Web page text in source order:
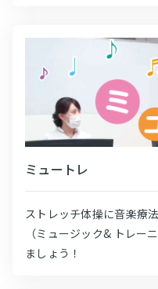
ミュートレ
ストレッチ体操に音楽療
（ミュージック& トレー
ましょう！